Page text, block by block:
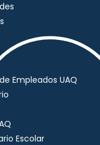
Empleados UAQ
Escolar